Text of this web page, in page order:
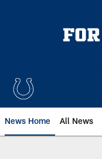
News Home All News